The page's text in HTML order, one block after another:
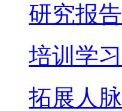
研究报告
培训学习
拓展人脉